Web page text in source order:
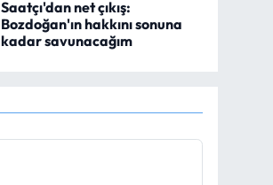
Saatçı'dan net çıkış:
Bozdoğan'ın hakkını sonuna
kadar savunacağım